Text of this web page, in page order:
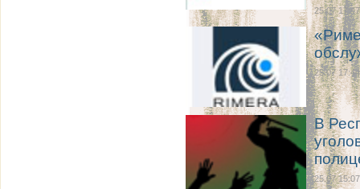
25.07 17:47
25.07 17:44
В
25.07 15:07